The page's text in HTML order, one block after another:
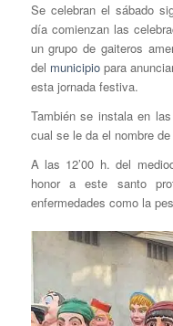
Se celebran el sábado
día comienzan las
un grupo de gaiteros
del municipio para
esta jornada festiva.
También se instala en
cual se le da el nombre de
A las 12’00 h. del
honor a este santo
enfermedades como la